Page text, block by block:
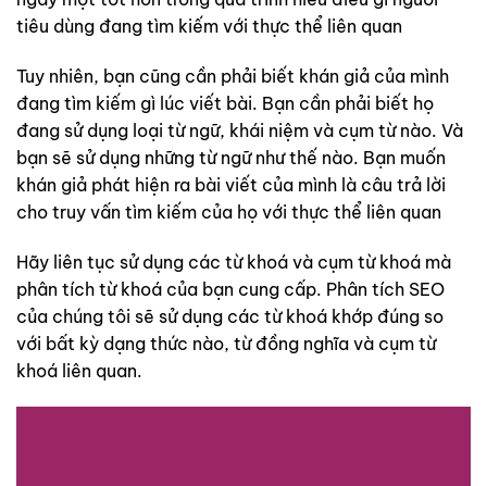
tiêu dùng đang tìm kiếm với thực thể liên quan
Tuy nhiên, bạn cũng cần phải biết khán giả của mình
đang tìm kiếm gì lúc viết bài. Bạn cần phải biết họ
đang sử dụng loại từ ngữ, khái niệm và cụm từ nào. Và
bạn sẽ sử dụng những từ ngữ như thế nào. Bạn muốn
khán giả phát hiện ra bài viết của mình là câu trả lời
cho truy vấn tìm kiếm của họ với thực thể liên quan
Hãy liên tục sử dụng các từ khoá và cụm từ khoá mà
phân tích từ khoá của bạn cung cấp. Phân tích SEO
của chúng tôi sẽ sử dụng các từ khoá khớp đúng so
với bất kỳ dạng thức nào, từ đồng nghĩa và cụm từ
khoá liên quan.